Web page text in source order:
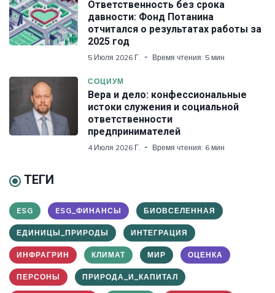
Ответственность без срока
давности: Фонд Потанина
отчитался о результатах работы за
2025 год
5 Июля 2026 Г. Время чтения: 5 мин
СОЦИУМ
Вера и дело: конфессиональные
истоки служения и социальной
ответственности
предпринимателей
4 Июля 2026 Г. Время чтения: 6 мин
ТЕГИ
ESG ESG_ФИНАНСЫ БИОВСЕЛЕННАЯ
ЕДИНИЦЫ_ПРИРОДЫ ИНТЕГРАЦИЯ
ИНФРАГРИН КЛИМАТ МИР ОЦЕНКА
ПЕРСОНЫ ПРИРОДА_И_КАПИТАЛ